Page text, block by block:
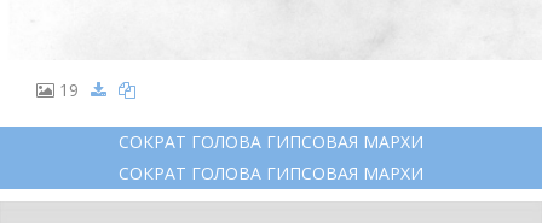
19
СОКРАТ ГОЛОВА ГИПСОВАЯ МАРХИ
СОКРАТ ГОЛОВА ГИПСОВАЯ МАРХИ